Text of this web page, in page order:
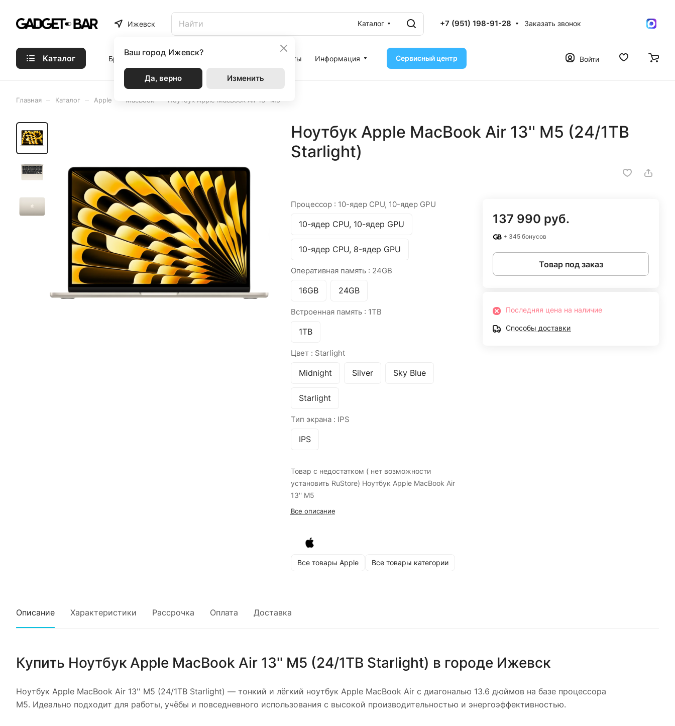
Ижевск
Ваш город Ижевск?
Да, верно Изменить
Каталог +7 (951) 198-91-28 Заказать звонок
Каталог Бренды Статьи Акции Контакты Информация Сервисный центр Войти
Главная Каталог Apple MacBook Ноутбук Apple MacBook Air 13'' M5
Ноутбук Apple MacBook Air 13'' M5 (24/1TB
Starlight)
Процессор : 10-ядер CPU, 10-ядер GPU
10-ядер CPU, 10-ядер GPU
10-ядер CPU, 8-ядер GPU
Оперативная память : 24GB
16GB 24GB
Встроенная память : 1TB
1TB
Цвет : Starlight
Midnight Silver Sky Blue
Starlight
Тип экрана : IPS
IPS
Товар с недостатком ( нет возможности
установить RuStore) Ноутбук Apple MacBook Air
13'' M5
Все описание
Все товары Apple Все товары категории
137 990 руб.
+ 345 бонусов
Товар под заказ
Последняя цена на наличие
Способы доставки
Описание Характеристики Рассрочка Оплата Доставка
Купить Ноутбук Apple MacBook Air 13'' M5 (24/1TB Starlight) в городе Ижевск
Ноутбук Apple MacBook Air 13'' M5 (24/1TB Starlight) — тонкий и лёгкий ноутбук Apple MacBook Air с диагональю 13.6 дюймов на базе процессора
M5. Идеально подходит для работы, учёбы и повседневного использования с высокой производительностью и энергоэффективностью.